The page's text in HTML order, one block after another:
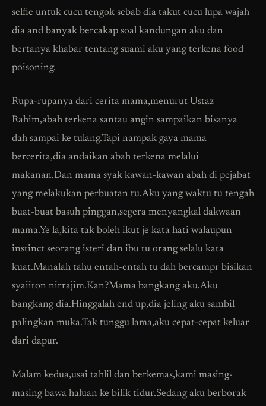
selfie untuk cucu tengok sebab dia takut cucu lupa wajah
dia and banyak bercakap soal kandungan aku dan
bertanya khabar tentang suami aku yang terkena food
poisoning.
Rupa-rupanya dari cerita mama,menurut Ustaz
Rahim,abah terkena santau angin sampaikan bisanya
dah sampai ke tulang.Tapi nampak gaya mama
bercerita,dia andaikan abah terkena melalui
makanan.Dan mama syak kawan-kawan abah di pejabat
yang melakukan perbuatan tu.Aku yang waktu tu tengah
buat-buat basuh pinggan,segera menyangkal dakwaan
mama.Ye la,kita tak boleh ikut je kata hati walaupun
instinct seorang isteri dan ibu tu orang selalu kata
kuat.Manalah tahu entah-entah tu dah bercampr bisikan
syaiiton nirrajim.Kan?Mama bangkang aku.Aku
bangkang dia.Hinggalah end up,dia jeling aku sambil
palingkan muka.Tak tunggu lama,aku cepat-cepat keluar
dari dapur.
Malam kedua,usai tahlil dan berkemas,kami masing-
masing bawa haluan ke bilik tidur.Sedang aku berborak